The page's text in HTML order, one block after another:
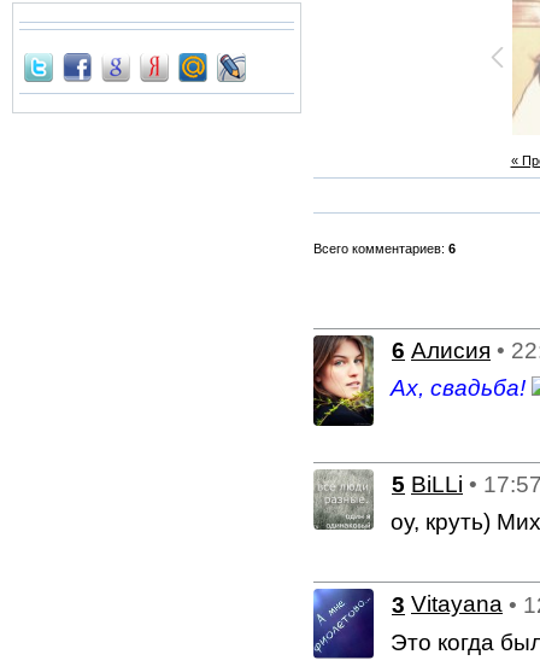
«
Всего комментариев: 6
6 Алисия •
Ах, свадьба!
5 BiLLi •
оу, круть)
3 Vitayana •
Это когда